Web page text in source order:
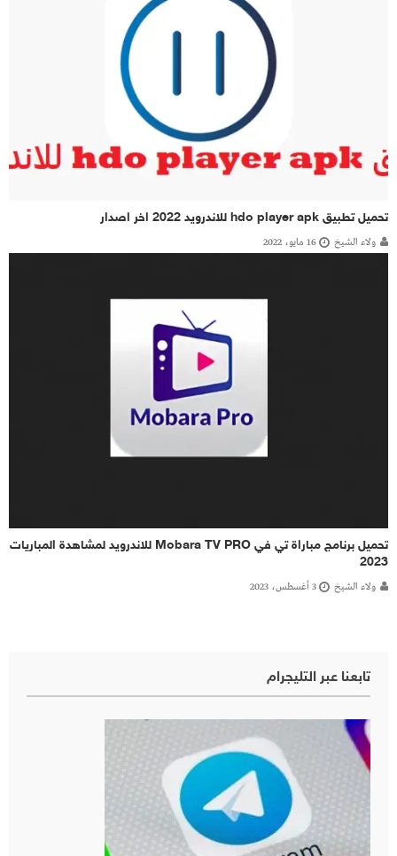
تحميل تطبيق hdo player apk للاندرويد 2022 اخر اصدار
ولاء الشيخ 16 مايو، 2022
تحميل برنامج مباراة تي في Mobara TV PRO للاندرويد لمشاهدة المباريات
2023
ولاء الشيخ 3 أغسطس، 2023
تابعنا عبر التليجرام